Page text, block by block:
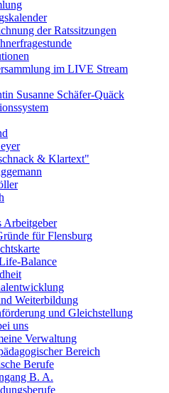
der Ratssitzungen
im LIVE Stream
Susanne Schäfer-Quäck
& Klartext"
Arbeitgeber
für Flensburg
Balance
Weiterbildung
und Gleichstellung
uns
Verwaltung
Bereich
Berufe
B. A.